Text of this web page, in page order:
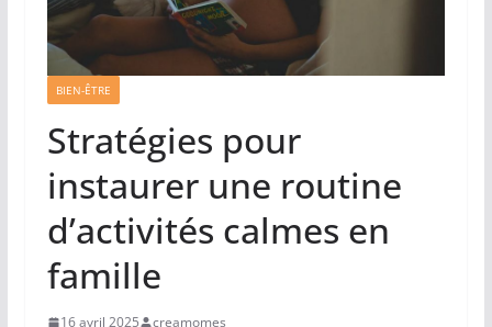
BIEN-ÊTRE
Stratégies pour
instaurer une routine
d’activités calmes en
famille
16 avril 2025 creamomes